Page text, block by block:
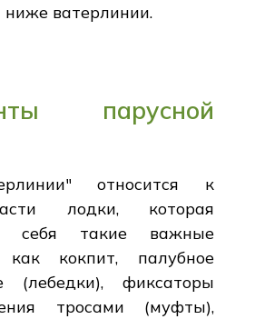
ниже ватерлинии.
парусной
относится к
лодки, которая
себя такие важные
как кокпит, палубное
(лебедки), фиксаторы
тросами (муфты),